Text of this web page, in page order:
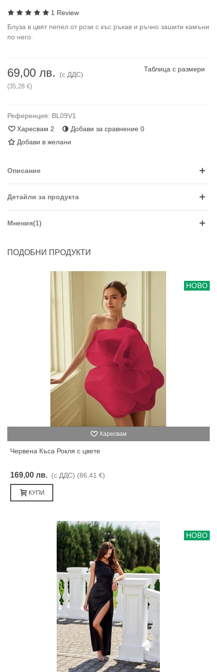
1 Review
Блуза в цвят пепел от рози с къс ръкав и ръчно зашити камъни
по него.
69,00 лв. (с ДДС)
(35,28 €)
Таблица с размери
Референция: BL09V1
Харесвам 2 Добави за сравнение 0
Добави в желани
Описание
Детайли за продукта
Мнения(1)
ПОДОБНИ ПРОДУКТИ
НОВО
Харесвам
Червена Къса Рокля с цвете
169,00 лв. (с ДДС) (86,41 €)
КУПИ
НОВО